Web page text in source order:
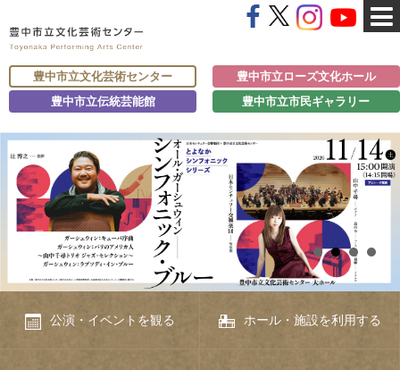
豊中市立文化芸術センター
豊中市立ローズ文化ホール
豊中市立伝統芸能館
豊中市立市民ギャラリー
公演・イベントを観る ホール・施設を利用する